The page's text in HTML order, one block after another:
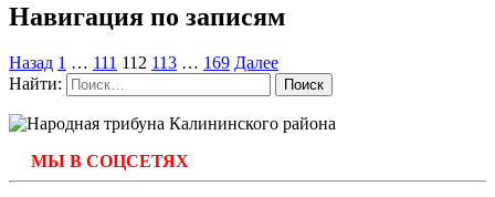
Навигация по записям
Назад 1 … 111 112 113 … 169 Далее
Найти:
МЫ В СОЦСЕТЯХ